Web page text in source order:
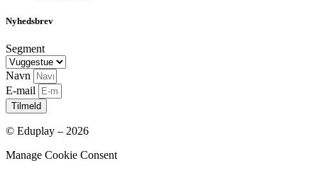
Nyhedsbrev
Segment
Navn
E-mail
Tilmeld
© Eduplay – 2026
Manage Cookie Consent